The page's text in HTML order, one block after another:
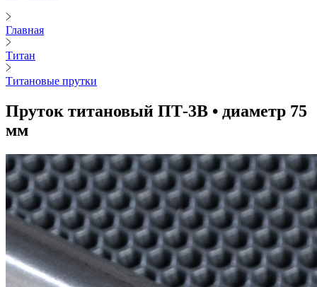
Главная
Титан
Титановые прутки
Пруток титановый ПТ-3В • диаметр 75
мм